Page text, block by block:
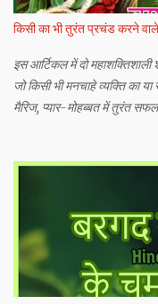
किसी का भी तुरंत प्रचंड करने
इस आर्टिकल में दो महाशक्तिशाली
जो किसी भी मनचाहे व्यक्ति का
मैरिज, प्यार-मोहब्बत में तुरंत